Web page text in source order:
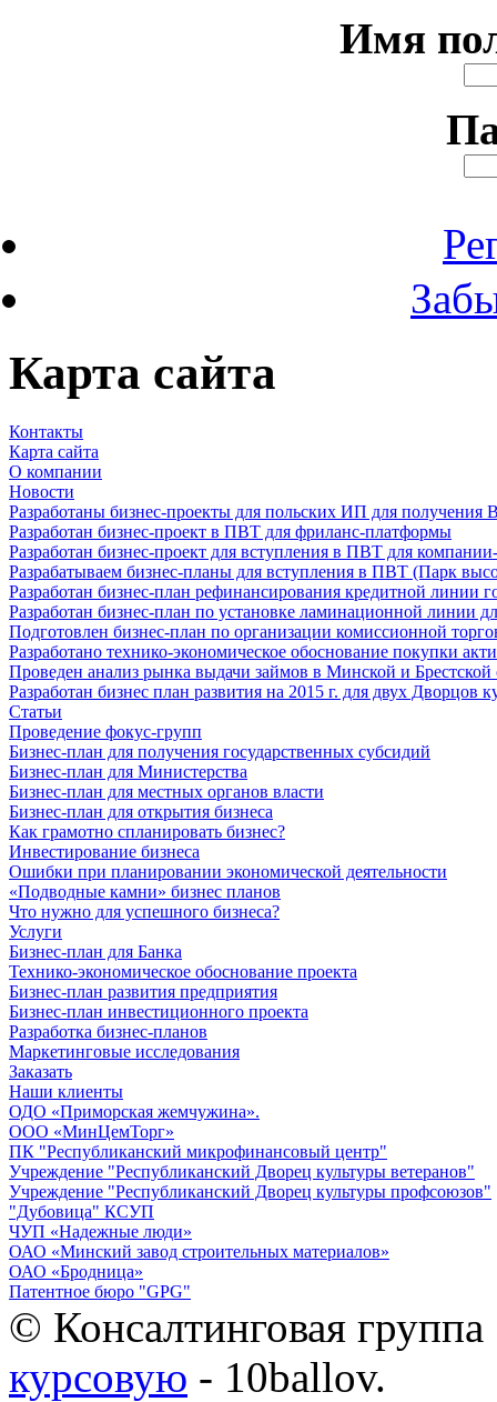
Имя
Карта сайта
Контакты
Карта сайта
О компании
Новости
Разработаны бизнес-проекты для польских ИП для
Разработан бизнес-проект в ПВТ для фриланс-платформы
Разработан бизнес-проект для вступления в ПВТ для
Разрабатываем бизнес-планы для вступления в ПВТ (Парк
Разработан бизнес-план рефинансирования кредитной
Разработан бизнес-план по установке ламинационной линии
Подготовлен бизнес-план по организации комиссионной
Разработано технико-экономическое обоснование покупки
Проведен анализ рынка выдачи займов в Минской и Брестской
Разработан бизнес план развития на 2015 г. для двух Дворцов
Статьи
Проведение фокус-групп
Бизнес-план для получения государственных субсидий
Бизнес-план для Министерства
Бизнес-план для местных органов власти
Бизнес-план для открытия бизнеса
Как грамотно спланировать бизнес?
Инвестирование бизнеса
Ошибки при планировании экономической деятельности
«Подводные камни» бизнес планов
Что нужно для успешного бизнеса?
Услуги
Бизнес-план для Банка
Технико-экономическое обоснование проекта
Бизнес-план развития предприятия
Бизнес-план инвестиционного проекта
Разработка бизнес-планов
Маркетинговые исследования
Заказать
Наши клиенты
ОДО «Приморская жемчужина».
ООО «МинЦемТорг»
ПК "Республиканский микрофинансовый центр"
Учреждение "Республиканский Дворец культуры ветеранов"
Учреждение "Республиканский Дворец культуры профсоюзов"
"Дубовица" КСУП
ЧУП «Надежные люди»
ОАО «Минский завод строительных материалов»
ОАО «Бродница»
Патентное бюро "GPG"
© Консалтинговая
курсовую - 10ballov.